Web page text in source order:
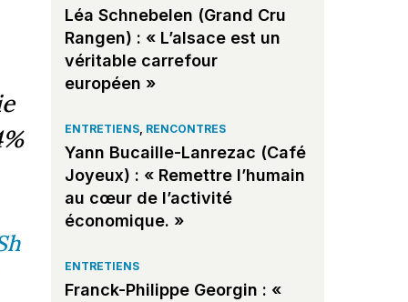
Léa Schnebelen (Grand Cru
Rangen) : « L’alsace est un
véritable carrefour
européen »
ENTRETIENS, RENCONTRES
Yann Bucaille-Lanrezac (Café
Joyeux) : « Remettre l’humain
au cœur de l’activité
économique. »
ENTRETIENS
Franck-Philippe Georgin : «